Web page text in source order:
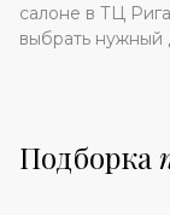
салоне в ТЦ
выбрать нужный
Подборка